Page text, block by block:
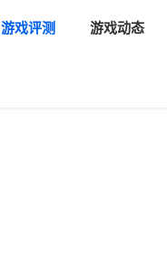
游戏评测 游戏动态